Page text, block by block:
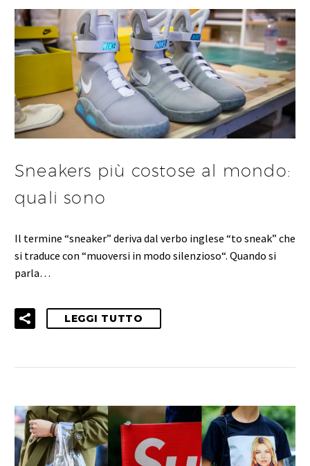
Sneakers più costose al mondo:
quali sono
Il termine “sneaker” deriva dal verbo inglese “to sneak” che
si traduce con “muoversi in modo silenzioso“. Quando si
parla…
LEGGI TUTTO